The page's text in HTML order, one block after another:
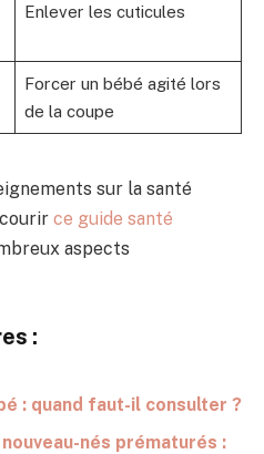
Enlever les cuticules
Forcer un bébé agité lors
de la coupe
sur la santé
ce guide santé
aspects
:
: quand faut-il consulter ?
nés prématurés :